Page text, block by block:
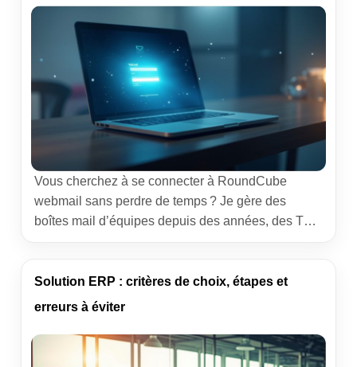
Vous cherchez à se connecter à RoundCube
webmail sans perdre de temps ? Je gère des
boîtes mail d’équipes depuis des années, des TPE
messagerie depuis un navigateur, la configurer
proprement et éviter les pièges courants. Vous
Solution ERP : critères de choix, étapes et
erreurs à éviter